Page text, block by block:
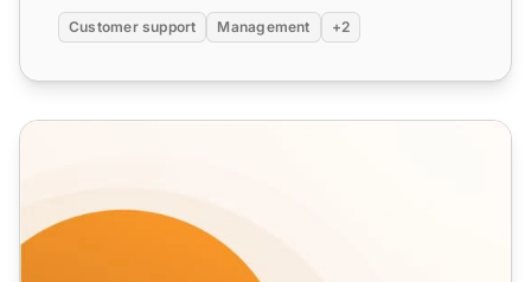
Customer support Management +2
カスタマーサービスの職務